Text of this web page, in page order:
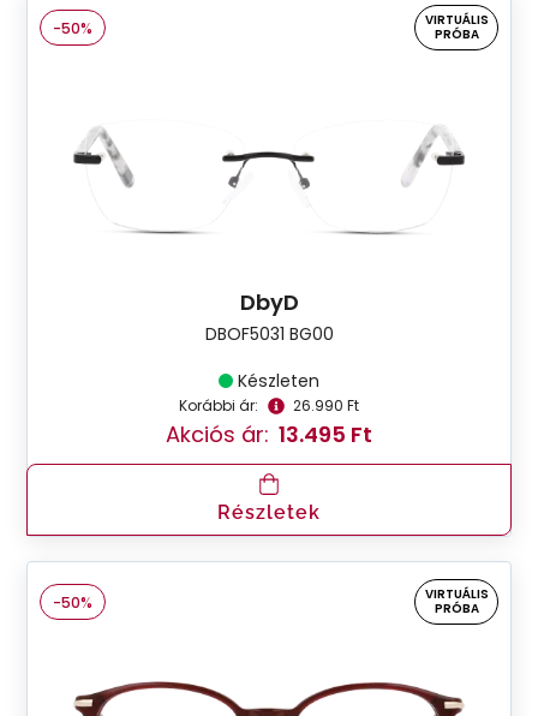
-50%
VIRTUÁLIS
PRÓBA
DbyD
DBOF5031 BG00
Készleten
Korábbi ár: 26.990 Ft
Akciós ár: 13.495 Ft
Részletek
-50%
VIRTUÁLIS
PRÓBA